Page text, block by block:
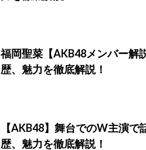
福岡聖菜【AKB48メンバー解
歴、魅力を徹底解説！
【AKB48】舞台でのW主演
歴、魅力を徹底解説！